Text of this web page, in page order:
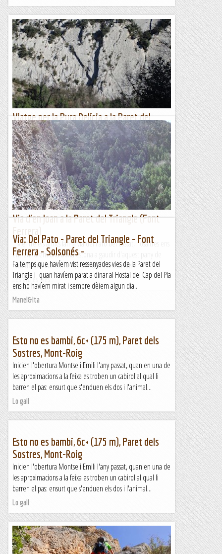
Viatge per la Pura Delícia a la Paret del
Devessó.
Qui més, qui menys, segur que aquests dies ha fet, està fent
o farà algun viatge. Jo també. He fet el Viatge per la Pura
Delícia a Malanyeu, que després de les darreres...
Romàntic Guerrer
Via d'en Joan a la Paret del Triangle (Font
Mentre els amics fan la via del Pato del costat, nosaltres ens
entretindrem una bona estona a gaudir d'aquest pany de
roca de qualitat.Comença per una entosta fins...
Les altres vies...
Via: Del Pato - Paret del Triangle - Font
Ferrera - Solsonés -
Fa temps que havíem vist ressenyades vies de la Paret del
Triangle i quan havíem parat a dinar al Hostal del Cap del Pla
ens ho havíem mirat i sempre dèiem algun dia...
Manel&Ita
Esto no es bambi, 6c+ (175 m), Paret dels
Sostres, Mont-Roig
Inicien l'obertura Montse i Emili l'any passat, quan en una de
les aproximacions a la feixa es troben un cabirol al qual li
barren el pas: ensurt que s'enduen els dos i l'animal...
Lo gall
Esto no es bambi, 6c+ (175 m), Paret dels
Sostres, Mont-Roig
Inicien l'obertura Montse i Emili l'any passat, quan en una de
les aproximacions a la feixa es troben un cabirol al qual li
barren el pas: ensurt que s'enduen els dos i l'animal...
Lo gall